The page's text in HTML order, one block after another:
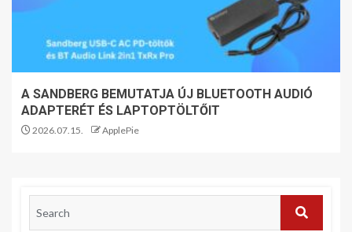
A SANDBERG BEMUTATJA ÚJ BLUETOOTH AUDIÓ
ADAPTERÉT ÉS LAPTOPTÖLTŐIT
2026.07.15. ApplePie